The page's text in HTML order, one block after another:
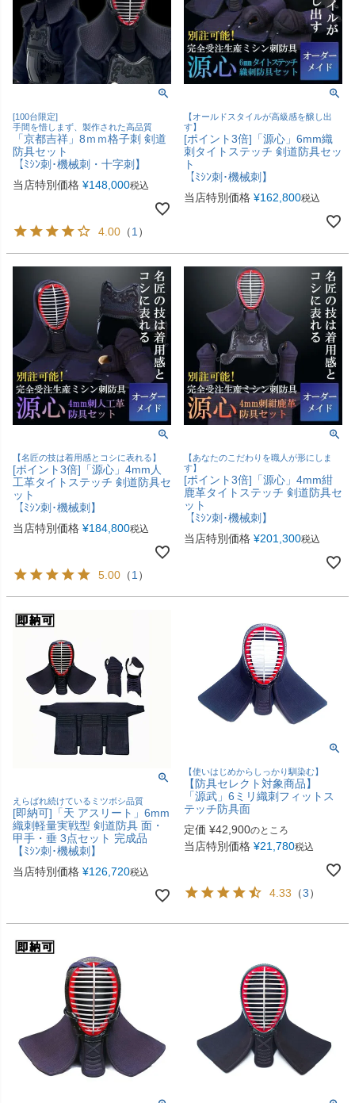
[100台限定]
手間を惜しまず、製作された高品質
「京都吉祥」8ｍｍ格子刺 剣道
防具セット
【ﾐｼﾝ刺･機械刺・十字刺】
当店特別価格 ¥148,000税込
4.00 （1）
【オールドスタイルが高級感を醸し出
す】
[ポイント3倍]「源心」6mm織
刺タイトステッチ 剣道防具セッ
ト
【ﾐｼﾝ刺･機械刺】
当店特別価格 ¥162,800税込
【名匠の技は着用感とコシに表れる】
[ポイント3倍]「源心」4mm人
工革タイトステッチ 剣道防具セ
ット
【ﾐｼﾝ刺･機械刺】
当店特別価格 ¥184,800税込
5.00 （1）
【あなたのこだわりを職人が形にしま
す】
[ポイント3倍]「源心」4mm紺
鹿革タイトステッチ 剣道防具セ
ット
【ﾐｼﾝ刺･機械刺】
当店特別価格 ¥201,300税込
えらばれ続けているミツボシ品質
[即納可]「天 アスリート」6mm
織刺軽量実戦型 剣道防具 面・
甲手・垂 3点セット 完成品
【ﾐｼﾝ刺･機械刺】
当店特別価格 ¥126,720税込
【使いはじめからしっかり馴染む】
【防具セレクト対象商品】
「源武」6ミリ織刺フィットス
テッチ防具面
定価 ¥42,900のところ
当店特別価格 ¥21,780税込
4.33 （3）